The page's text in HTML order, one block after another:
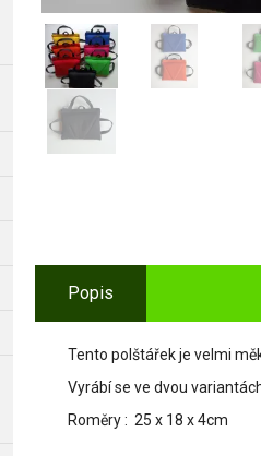
Popis
Tento polštářek je velmi
Vyrábí se ve dvou
Roměry : 25 x 18 x 4cm